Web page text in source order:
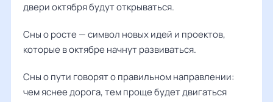
двери октября будут открываться.
Сны о росте — символ новых идей и проектов,
которые в октябре начнут развиваться.
Сны о пути говорят о правильном направлении:
чем яснее дорога, тем проще будет двигаться